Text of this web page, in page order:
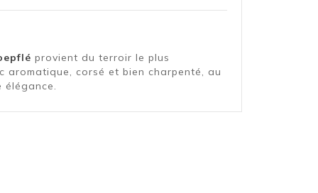
provient du terroir le plus
aromatique, corsé et bien charpenté, au
élégance.